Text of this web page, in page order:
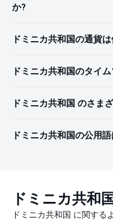
か?
ドミニカ共和国の通貨
ドミニカ共和国のタイ
ドミニカ共和国 のさま
ドミニカ共和国の公用
ドミニカ共和
ドミニカ共和国 に関する